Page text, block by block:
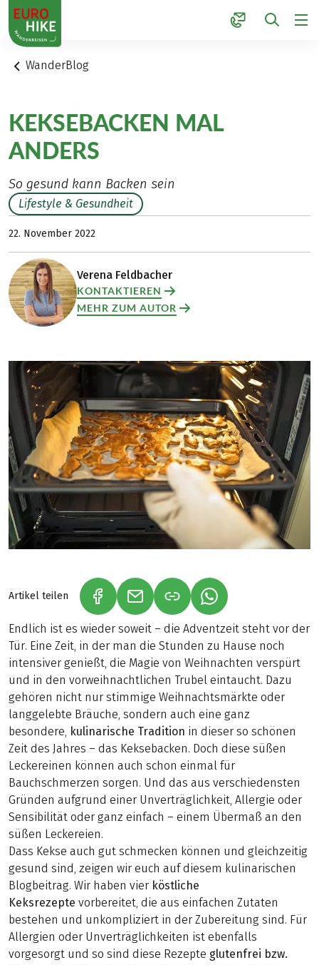
1
WanderBlog
KEKSEBACKEN MAL
ANDERS
So gesund kann Backen sein
Lifestyle & Gesundheit
22. November 2022
Verena Feldbacher
KONTAKTIEREN
MEHR ZUM AUTOR
Artikel teilen (LINK ÖFFNET IN NEUEM TAB)
(LINK ÖFFNET IN NEUEM TAB)
(LINK ÖFFNET IN
Endlich ist es wieder soweit – die Adventzeit steht vor der
Tür. Eine Zeit, in der man die Stunden zu Hause noch
intensiver genießt, die Magie von Weihnachten verspürt
und in den vorweihnachtlichen Trubel eintaucht. Dazu
gehören nicht nur stimmige Weihnachtsmärkte oder
langgelebte Bräuche, sondern auch eine ganz
besondere, kulinarische Tradition in dieser so schönen
Zeit des Jahres – das Keksebacken. Doch diese süßen
Leckereinen können auch schon einmal für
Bauchschmerzen sorgen. Und das aus verschiedensten
Gründen aufgrund einer Unverträglichkeit, Allergie oder
Sensibilität oder ganz einfach – einem Übermaß an den
süßen Leckereien.
Dass Kekse auch gut schmecken können und gleichzeitig
gesund sind, zeigen wir euch auf diesem kulinarischen
Blogbeitrag. Wir haben vier köstliche
Keksrezepte vorbereitet, die aus einfachen Zutaten
bestehen und unkompliziert in der Zubereitung sind. Für
Allergien oder Unverträglichkeiten ist ebenfalls
vorgesorgt und so sind diese Rezepte glutenfrei bzw.